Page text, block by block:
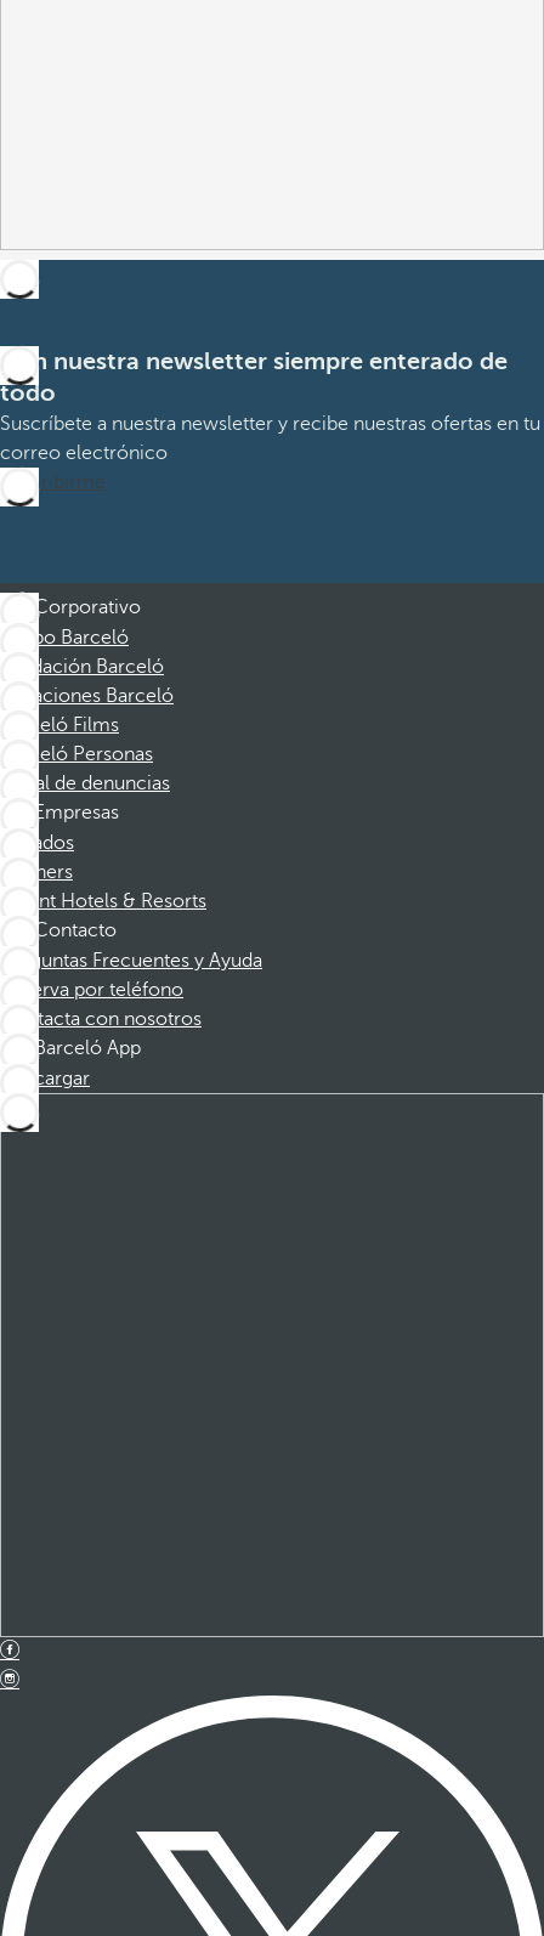
Con nuestra newsletter siempre enterado de
todo
Suscríbete a nuestra newsletter y recibe nuestras ofertas en tu
correo electrónico
Suscribirme
Corporativo
Grupo Barceló
Fundación Barceló
Vacaciones Barceló
Barceló Films
Barceló Personas
Canal de denuncias
Empresas
Afiliados
Partners
Dorint Hotels & Resorts
Contacto
Preguntas Frecuentes y Ayuda
Reserva por teléfono
Contacta con nosotros
Barceló App
Descargar